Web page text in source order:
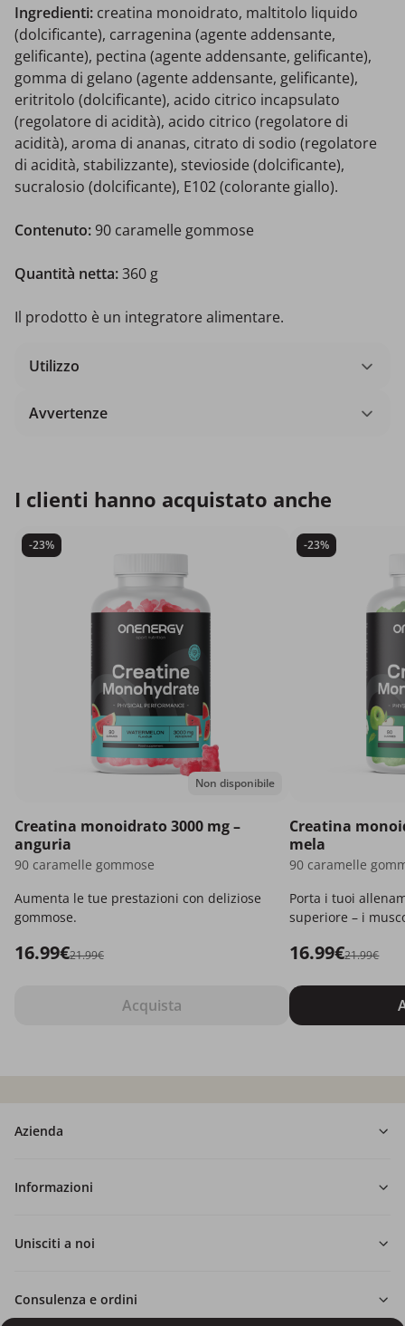
Ingredienti: creatina monoidrato, maltitolo liquido
(dolcificante), carragenina (agente addensante,
gelificante), pectina (agente addensante, gelificante),
gomma di gelano (agente addensante, gelificante),
eritritolo (dolcificante), acido citrico incapsulato
(regolatore di acidità), acido citrico (regolatore di
acidità), aroma di ananas, citrato di sodio (regolatore
di acidità, stabilizzante), stevioside (dolcificante),
sucralosio (dolcificante), E102 (colorante giallo).
Contenuto:90 caramelle gommose
Quantità netta:360 g
Il prodotto è un integratore alimentare.
Utilizzo
Avvertenze
I clienti hanno acquistato anche
-23%
Non disponibile
Creatina monoidrato 3000 mg –
anguria
90 caramelle gommose
Aumenta le tue prestazioni con deliziose
gommose.
16.99€21.99€
Acquista
-23%
Creatina
mela
90 caramelle
Porta i tuoi
superiore – i
16.99€21.99€
Azienda
Informazioni
Unisciti a noi
Consulenza e ordini